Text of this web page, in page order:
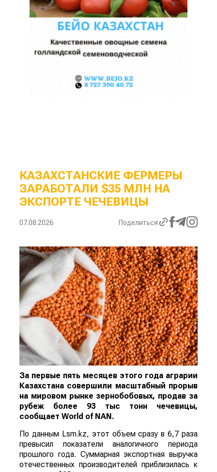
КАЗАХСТАНСКИЕ ФЕРМЕРЫ
ЗАРАБОТАЛИ $35 МЛН НА
ЭКСПОРТЕ ЧЕЧЕВИЦЫ
07.08.2026 Поделиться
За первые пять месяцев этого года аграрии
Казахстана совершили масштабный прорыв
на мировом рынке зернобобовых, продав за
рубеж более 93 тыс тонн чечевицы,
сообщает World of NAN .
По данным Lsm.kz, этот объем сразу в 6,7 раза
превысил показатели аналогичного периода
прошлого года. Суммарная экспортная выручка
отечественных производителей приблизилась к